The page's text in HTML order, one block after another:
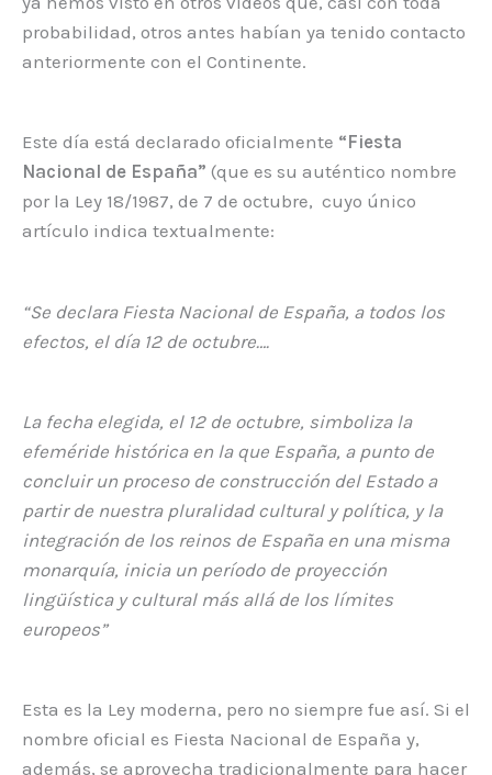
probabilidad, otros antes habían ya tenido contacto
anteriormente con el Continente.
Este día está declarado oficialmente “Fiesta
Nacional de España” (que es su auténtico nombre
por la Ley 18/1987, de 7 de octubre, ​ cuyo único
artículo indica textualmente:
“Se declara Fiesta Nacional de España, a todos los
efectos, el día 12 de octubre….
La fecha elegida, el 12 de octubre, simboliza la
efeméride histórica en la que España, a punto de
concluir un proceso de construcción del Estado a
partir de nuestra pluralidad cultural y política, y la
integración de los reinos de España en una misma
monarquía, inicia un período de proyección
lingüística y cultural más allá de los límites
europeos”
Esta es la Ley moderna, pero no siempre fue así. Si el
nombre oficial es Fiesta Nacional de España y,
además, se aprovecha tradicionalmente para hacer